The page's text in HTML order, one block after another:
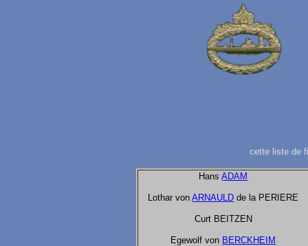
cette liste de
HansADAM
Lothar vonARNAULD de la PERIERE
Curt BEITZEN
Egewolf von BERCKHEIM